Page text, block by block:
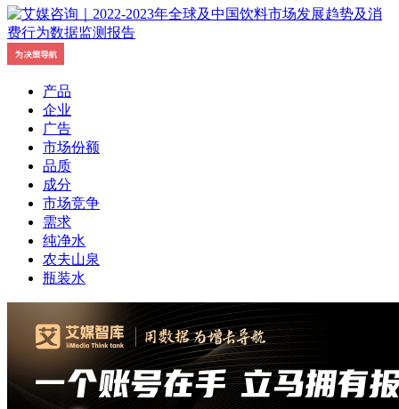
产品
企业
广告
市场份额
品质
成分
市场竞争
需求
纯净水
农夫山泉
瓶装水